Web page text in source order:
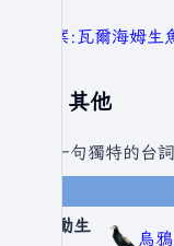
檔案:瓦爾海姆生
其他
有一句獨特的台
被動生
烏鴉